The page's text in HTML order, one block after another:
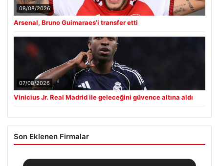
08/08/2026
Arsenal, Bruno Guimaraes’i transfer etti
07/08/2026
Vinicius Jr. Real Madrid ile geleceğini güvence altına aldı
Son Eklenen Firmalar